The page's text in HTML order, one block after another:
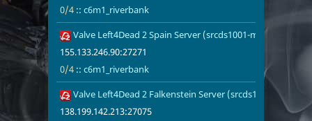
0/4 :: c6m1_riverbank
Valve Left4Dead 2 Spain Server (srcds1001-mad1.195.257)
155.133.246.90:27271
0/4 :: c6m1_riverbank
0/4
Valve Left4Dead 2 Falkenstein Server (srcds1002-fsn-
138.199.142.213:27075